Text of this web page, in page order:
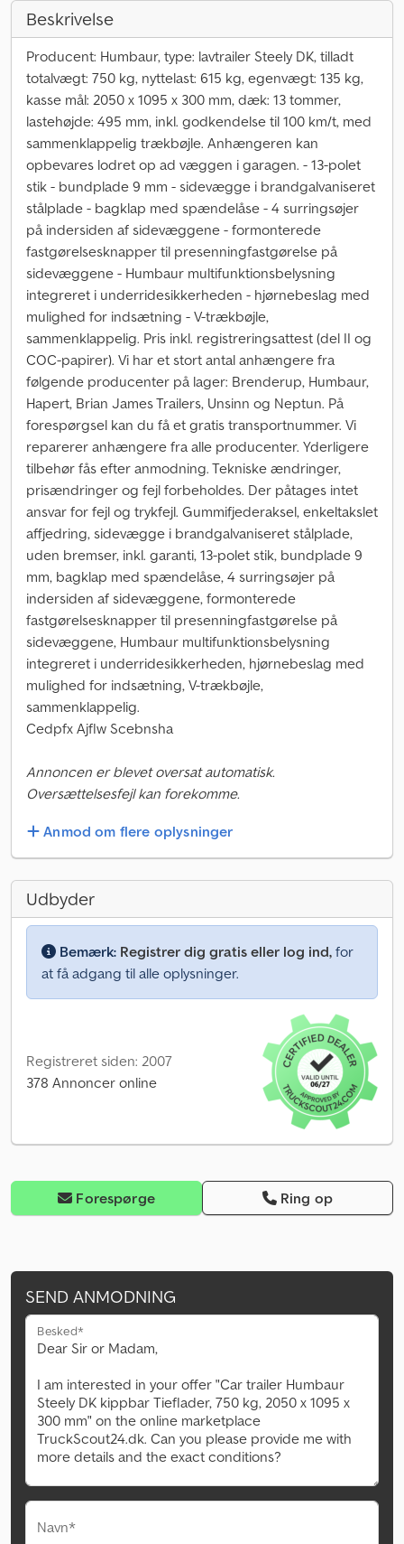
Beskrivelse
Producent: Humbaur, type: lavtrailer Steely DK, tilladt
totalvægt: 750 kg, nyttelast: 615 kg, egenvægt: 135 kg,
kasse mål: 2050 x 1095 x 300 mm, dæk: 13 tommer,
lastehøjde: 495 mm, inkl. godkendelse til 100 km/t, med
sammenklappelig trækbøjle. Anhængeren kan
opbevares lodret op ad væggen i garagen. - 13-polet
stik - bundplade 9 mm - sidevægge i brandgalvaniseret
stålplade - bagklap med spændelåse - 4 surringsøjer
på indersiden af sidevæggene - formonterede
fastgørelsesknapper til presenningfastgørelse på
sidevæggene - Humbaur multifunktionsbelysning
integreret i underridesikkerheden - hjørnebeslag med
mulighed for indsætning - V-trækbøjle,
sammenklappelig. Pris inkl. registreringsattest (del II og
COC-papirer). Vi har et stort antal anhængere fra
følgende producenter på lager: Brenderup, Humbaur,
Hapert, Brian James Trailers, Unsinn og Neptun. På
forespørgsel kan du få et gratis transportnummer. Vi
reparerer anhængere fra alle producenter. Yderligere
tilbehør fås efter anmodning. Tekniske ændringer,
prisændringer og fejl forbeholdes. Der påtages intet
ansvar for fejl og trykfejl. Gummifjederaksel, enkeltakslet
affjedring, sidevægge i brandgalvaniseret stålplade,
uden bremser, inkl. garanti, 13-polet stik, bundplade 9
mm, bagklap med spændelåse, 4 surringsøjer på
indersiden af sidevæggene, formonterede
fastgørelsesknapper til presenningfastgørelse på
sidevæggene, Humbaur multifunktionsbelysning
integreret i underridesikkerheden, hjørnebeslag med
mulighed for indsætning, V-trækbøjle,
sammenklappelig.
Cedpfx Ajflw Scebnsha
Annoncen er blevet oversat automatisk.
Oversættelsesfejl kan forekomme.
Anmod om flere oplysninger
Udbyder
Bemærk: Registrer dig gratis eller log ind, for
at få adgang til alle oplysninger.
Registreret siden: 2007
378 Annoncer online
Forespørge Ring op
SEND ANMODNING
Besked*
Navn*